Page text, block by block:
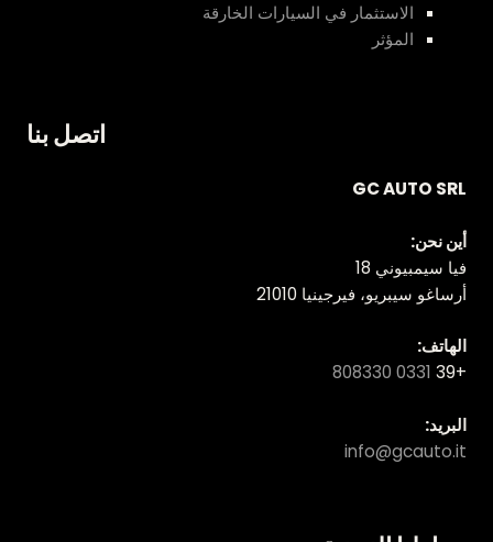
الاستثمار في السيارات الخارقة
المؤثر
اتصل بنا
GC AUTO SRL
أين نحن:
فيا سيمبيوني 18
أرساغو سيبريو، فيرجينيا 21010
الهاتف:
+39
0331 808330
البريد:
info@gcauto.it